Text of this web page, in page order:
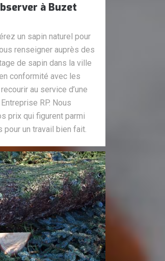
à Buzet
un sapin naturel pour
renseigner auprès des
de sapin dans la ville
conformité avec les
au service d’une
RP. Nous
prix qui figurent parmi
pour un travail bien fait.